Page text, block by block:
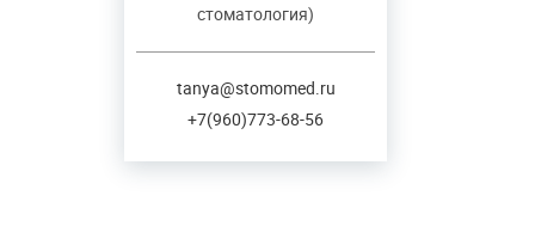
стоматология)
tanya@stomomed.ru
+7(960)773-68-56